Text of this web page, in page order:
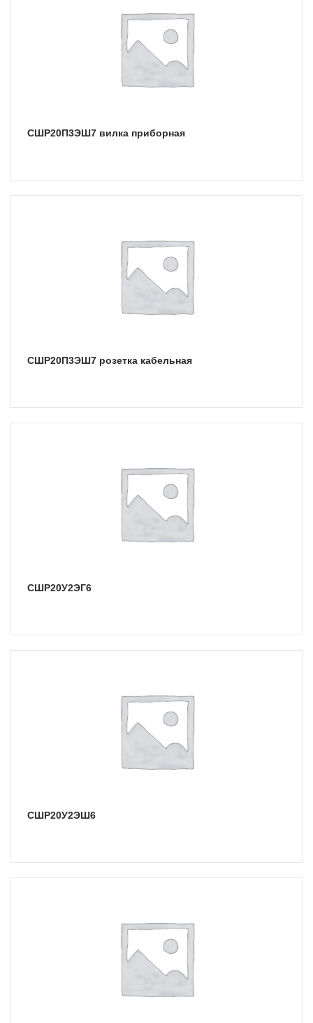
СШР20П3ЭШ7 вилка приборная
СШР20П3ЭШ7 розетка кабельная
СШР20У2ЭГ6
СШР20У2ЭШ6